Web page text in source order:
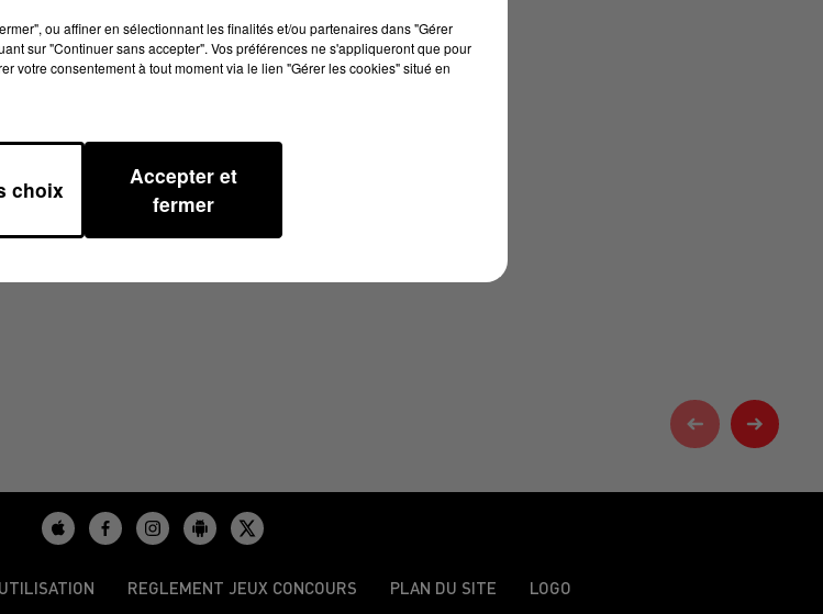
REGLEMENT JEUX CONCOURS PLAN DU SITE LOGO
ou affiner en sélectionnant les finalités et/ou partenaires dans "Gérer
sur "Continuer sans accepter". Vos préférences ne s'appliqueront que pour
votre consentement à tout moment via le lien "Gérer les cookies" situé en
choix
Accepter et
fermer